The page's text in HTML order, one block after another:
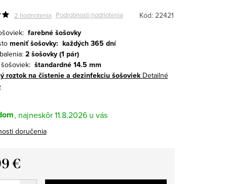
2 hodnotenia Podrobnosti hodnotenia Kód: 22421
farebné šošovky
meniť šošovky: každých 365 dní
2 šošovky (1 pár)
štandardné 14.5 mm
roztok na čistenie a dezinfekciu šošoviek Detailné
11.8.2026
doručenia
€